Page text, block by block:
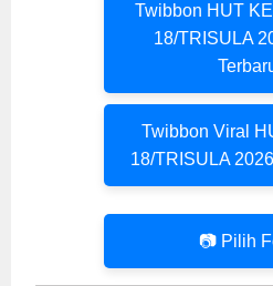
Twibbon HUT
18/TRISULA
Twibbon Viral
18/TRISULA
📷 Pilih